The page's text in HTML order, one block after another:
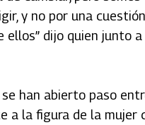
y no por una
ellos” dijo quien junto
han abierto paso
a la figura de la mujer